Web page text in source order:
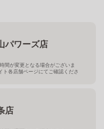
パワーズ店
間が変更となる場合がございま
ト各店舗ページにてご確認くださ
店